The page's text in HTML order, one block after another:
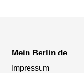
Mein.Berlin.de
Impressum